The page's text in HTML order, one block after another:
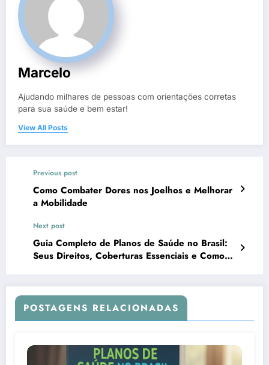
Marcelo
Ajudando milhares de pessoas com orientações corretas
para sua saúde e bem estar!
View All Posts
Previous post
Como Combater Dores nos Joelhos e Melhorar
a Mobilidade
Next post
Guia Completo de Planos de Saúde no Brasil:
Seus Direitos, Coberturas Essenciais e Como
POSTAGENS RELACIONADAS